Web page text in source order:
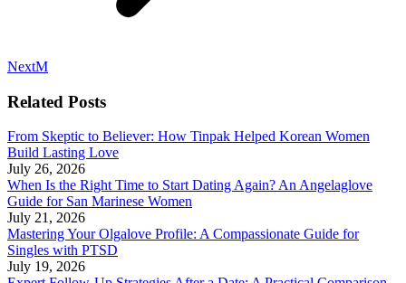
NextNext
M
Related Posts
From Skeptic to Believer: How Tinpak Helped Korean Women
Build Lasting Love
July 26, 2026
When Is the Right Time to Start Dating Again? An Angelaglove
Guide for San Marinese Women
July 21, 2026
Mastering Your Olgalove Profile: A Compassionate Guide for
Singles with PTSD
July 19, 2026